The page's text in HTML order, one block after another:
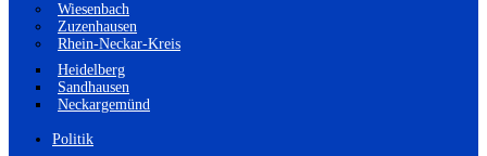
Wiesenbach
Zuzenhausen
Rhein-Neckar-Kreis
Heidelberg
Sandhausen
Neckargemünd
Politik